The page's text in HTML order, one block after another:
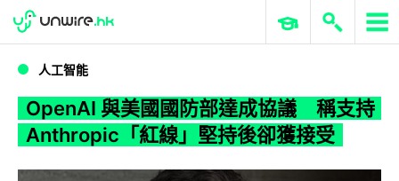
WWDC 2026 ERP 與商業 AI
人工智能
OpenAI 與美國國防部達成協議 稱支持
Anthropic「紅線」堅持後卻獲接受